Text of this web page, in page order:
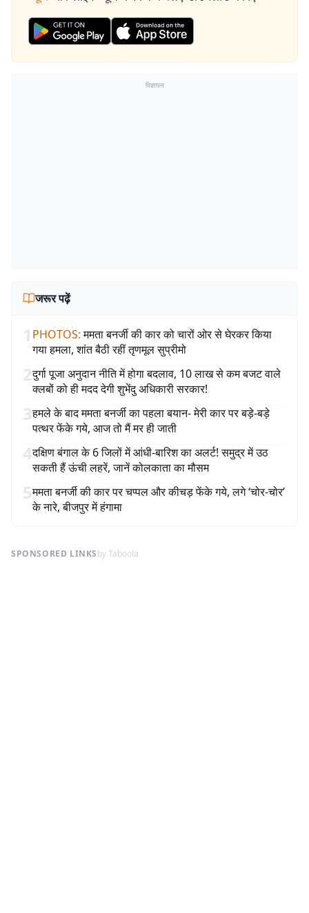
विज्ञापन
जरूर पढ़ें
1 PHOTOS: ममता बनर्जी की कार को चारों ओर से घेरकर किया
गया हमला, शांत बैठी रहीं तृणमूल सुप्रीमो
2दुर्गा पूजा अनुदान नीति में होगा बदलाव, 10 लाख से कम बजट वाले
क्लबों को ही मदद देगी शुभेंदु अधिकारी सरकार!
3हमले के बाद ममता बनर्जी का पहला बयान- मेरी कार पर बड़े-बड़े
पत्थर फेंके गये, आज तो मैं मर ही जाती
4दक्षिण बंगाल के 6 जिलों में आंधी-बारिश का अलर्ट! समुद्र में उठ
सकती हैं ऊंची लहरें, जानें कोलकाता का मौसम
5ममता बनर्जी की कार पर चप्पल और कीचड़ फेंके गये, लगे ‘चोर-चोर’
के नारे, बीजपुर में हंगामा
SPONSORED LINKSby Taboola